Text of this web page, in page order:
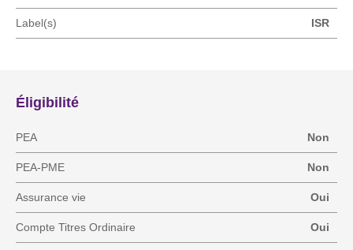
Label(s) ISR
Éligibilité
PEA Non
PEA-PME Non
Assurance vie Oui
Compte Titres Ordinaire Oui